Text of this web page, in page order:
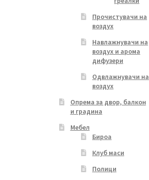
Прочистувачи на
воздух
Навлажнувачи на
воздух и арома
дифузери
Одвлажнувачи на
воздух
Опрема за двор, балкон
и градина
Мебел
Бироа
Клуб маси
Полици